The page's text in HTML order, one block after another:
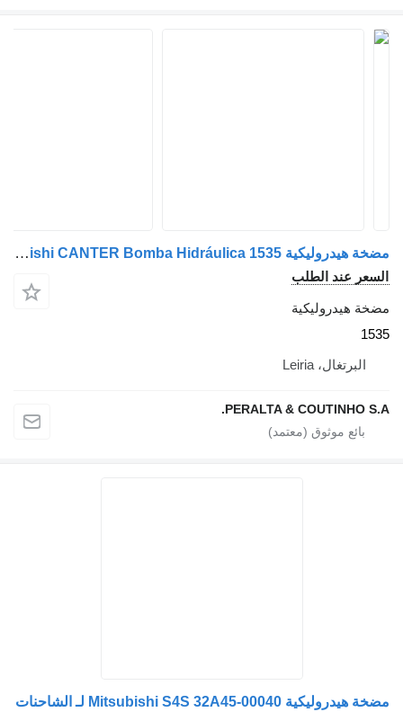
مضخة هيدروليكية Mitsubishi CANTER Bomba Hidráulica 1535 لـ الشاحنات Mitsubishi CANTER
السعر عند الطلب
مضخة هيدروليكية
1535
البرتغال، Leiria
PERALTA & COUTINHO S.A.
مضخة هيدروليكية Mitsubishi S4S 32A45-00040 لـ الشاحنات